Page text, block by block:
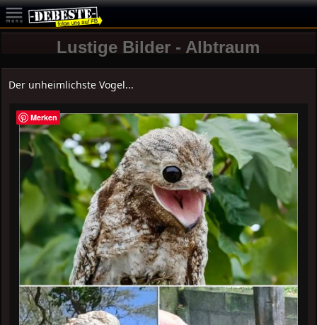
Lustige Bilder - Albtraum
Der unheimlichste Vogel...
Merken